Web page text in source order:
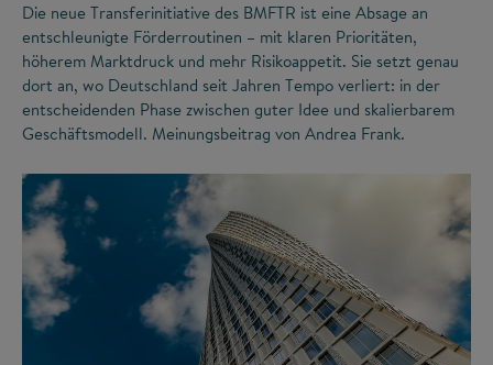
Die neue Transferinitiative des BMFTR ist eine Absage an
entschleunigte Förderroutinen – mit klaren Prioritäten,
höherem Marktdruck und mehr Risikoappetit. Sie setzt genau
dort an, wo Deutschland seit Jahren Tempo verliert: in der
entscheidenden Phase zwischen guter Idee und skalierbarem
Geschäftsmodell. Meinungsbeitrag von Andrea Frank.